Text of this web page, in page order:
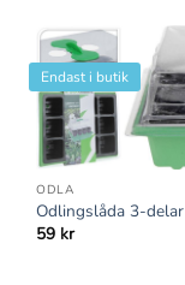
Endast i butik
ODLA
Odlingslåda 3-delar
59 kr